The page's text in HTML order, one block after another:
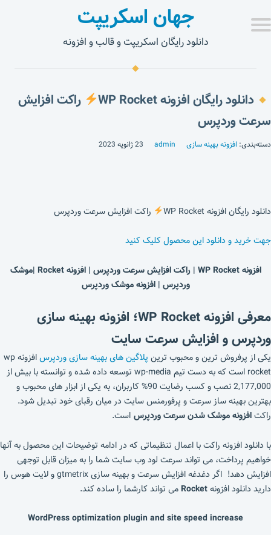
جهان اسکریپت
دانلود رایگان اسکریپت و قالب و افزونه
دانلود رایگان افزونه WP Rocket
راکت افزایش
سرعت وردپرس
دسته‌بندی: افزونه بهینه سازی admin 23 ژانویه 2023
دانلود رایگان افزونه WP Rocket
راکت افزایش سرعت وردپرس
جهت خرید و دانلود این محصول کلیک کنید
افزونه WP Rocket |
راکت افزایش سرعت وردپرس | افزونه Rocket |موشک
وردپرس |افزونه موشک وردپرس
معرفی افزونه
WP Rocket؛ افزونه بهینه سازی
وردپرس و افزایش سرعت سایت
یکی از پرفروش ترین و محبوب ترین پلاگین های بهینه سازی وردپرس
افزونه wp
rocket است که به دست تیم wp-media توسعه داده شده و توانسته با بیش از
2,177,000 نصب و کسب رضایت 90% کاربران، به یکی از ابزار های محبوب و
بهترین بهینه ساز سرعت و پرفورمنس سایت در میان رقبای خود تبدیل شود.
راکتافزونه موشک شدن سرعت وردپرس است.
با دانلود افزونه راکت با اعمال تنظیماتی که در ادامه توضیحات این محصول به آنها
خواهیم پرداخت، می تواند سرعت لود وب سایت شما را به میزان قابل توجهی
افزایش دهد! اگر دغدغه افزایش سرعت و بهینه سازی gtmetrix و لایت هوس را
دارید دانلود افزونهRocket می تواند کارشما را ساده کند.
WordPress optimization plugin and site speed increase